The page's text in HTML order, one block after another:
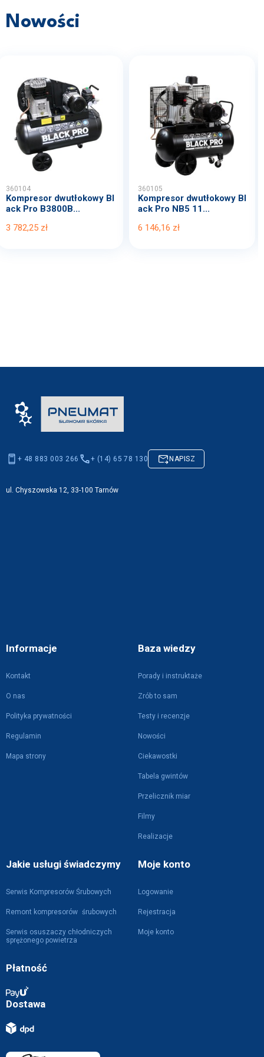
Nowości
360104
Kompresor dwutłokowy Bl
ack Pro B3800B...
3 782,25 zł
360105
Kompresor dwutłokowy Bl
ack Pro NB5 11...
6 146,16 zł
Informacje
Kontakt
O nas
Polityka prywatności
Regulamin
Mapa strony
Baza wiedzy
Porady i instruktaże
Zrób to sam
Testy i recenzje
Nowości
Ciekawostki
Tabela gwintów
Przelicznik miar
Filmy
Realizacje
Jakie usługi świadczymy
Serwis Kompresorów Śrubowych
Remont kompresorów śrubowych
Serwis osuszaczy chłodniczych
sprężonego powietrza
Moje konto
Logowanie
Rejestracja
Moje konto
Płatność
Dostawa
+ 48 883 003 266 + (14) 65 78 130 NAPISZ
ul. Chyszowska 12, 33-100 Tarnów